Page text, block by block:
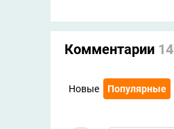
Комментарии 14
Новые Популярные